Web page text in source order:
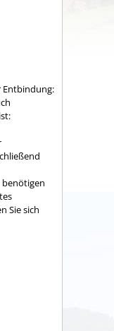
Entbindung:
benötigen
Sie sich